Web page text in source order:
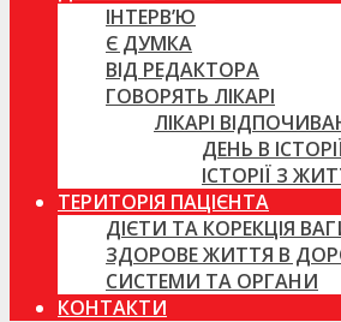
ІНТЕРВ’Ю
Є ДУМКА
ВІД РЕДАКТОРА
ГОВОРЯТЬ ЛІКАРІ
ЛІКАРІ
ДЕНЬ В
ІСТОРІЇ З
ТЕРИТОРІЯ ПАЦІЄНТА
ДІЄТИ ТА КОРЕКЦІЯ
ЗДОРОВЕ ЖИТТЯ В
СИСТЕМИ ТА ОРГАНИ
КОНТАКТИ